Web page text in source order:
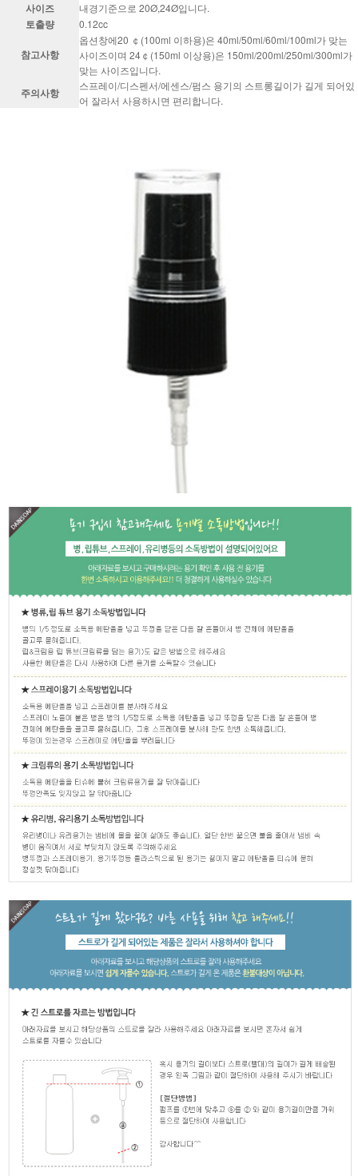
사이즈 내경기준으로 20Ø,24Ø입니다.
토출량 0.12cc
참고사항
옵션창에20 ￠(100ml 이하용)은 40ml/50ml/60ml/100ml가 맞는
사이즈이며 24￠(150ml 이상용)은 150ml/200ml/250ml/300ml가
맞는 사이즈입니다.
주의사항
스프레이/디스펜서/에센스/펌스 용기의 스트롱길이가 길게 되어있
어 잘라서 사용하시면 편리합니다.